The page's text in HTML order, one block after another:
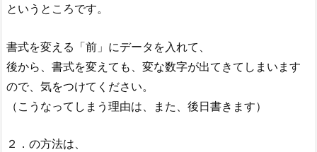
というところです。
書式を変える「前」にデータを入れて、
後から、書式を変えても、変な数字が出てきてしまいます
ので、気をつけてください。
（こうなってしまう理由は、また、後日書きます）
２．の方法は、